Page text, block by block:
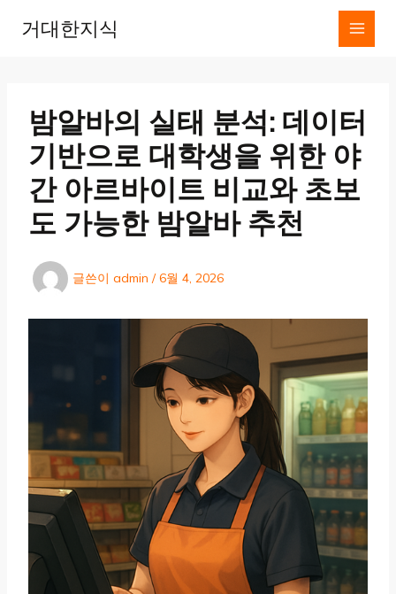
거대한지식
밤알바의 실태 분석: 데이터
기반으로 대학생을 위한 야
간 아르바이트 비교와 초보
도 가능한 밤알바 추천
글쓴이 admin /6월 4, 2026